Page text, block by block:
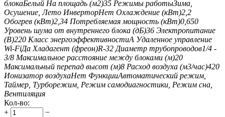
блокаБелый На площадь (м2)35 Режимы работыЗима,
Осушение, Лето ИнверторНет Охлаждение (кВт)2,2
Обогрев (кВт)2,34 Потребляемая мощность (кВт)0,650
Уровень шума от внутреннего блока (дБ)36 Электропитание
(В)220 Класс энергоэффективностиA Удаленное управление
Wi-FiДа Хладагент (фреон)R-32 Диаметр трубопроводов1/4 -
3/8 Максимальное расстояние между блоками (м)20
Максимальный перепад высот (м)8 Расход воздуха (м3/час)420
Ионизатор воздухаНет ФункцииАвтоматический режим,
Таймер, Турборежим, Режим самодиагностики, Режим сна,
Вентиляция
Кол-во:
+
−